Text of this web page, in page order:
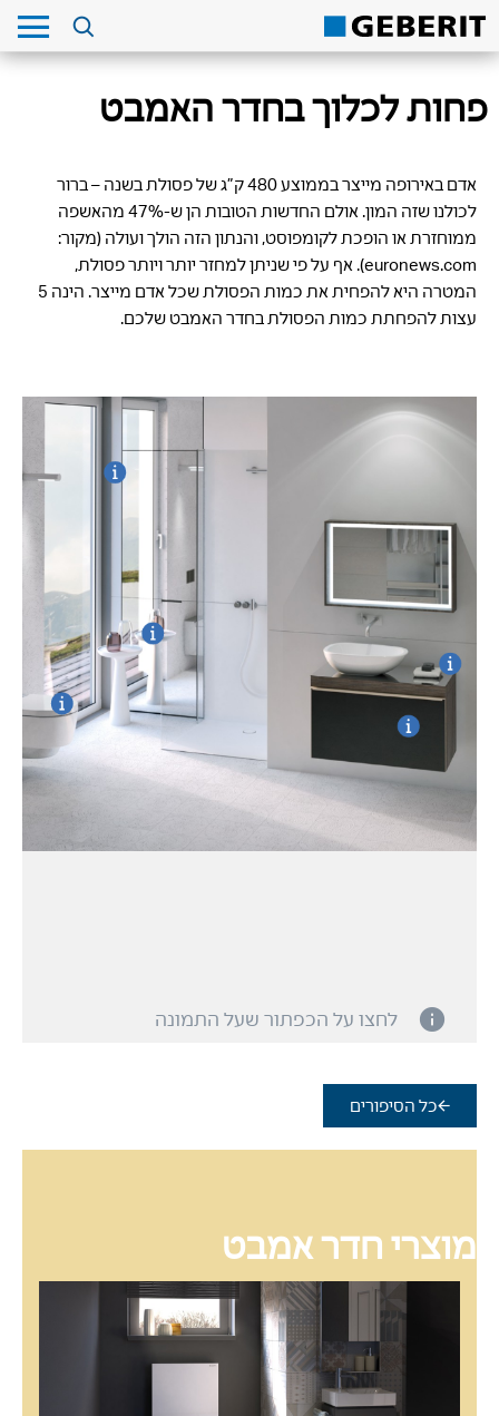
פחות לכלוך בחדר האמבט
אדם באירופה מייצר בממוצע 480 ק”ג של פסולת בשנה – ברור
לכולנו שזה המון. אולם החדשות הטובות הן ש-47% מהאשפה
ממוחזרת או הופכת לקומפוסט, והנתון הזה הולך ועולה (מקור:
euronews.com). אף על פי שניתן למחזר יותר ויותר פסולת,
המטרה היא להפחית את כמות הפסולת שכל אדם מייצר. הינה 5
עצות להפחתת כמות הפסולת בחדר האמבט שלכם.
כל הסיפורים
מוצרי חדר אמבט